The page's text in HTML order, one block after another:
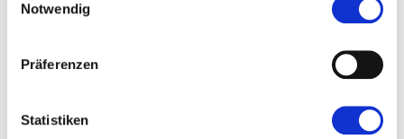
Notwendig
Präferenzen
Statistiken